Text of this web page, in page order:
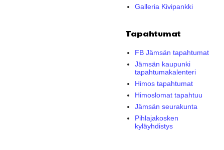
Galleria Kivipankki
Tapahtumat
FB Jämsän tapahtumat
Jämsän kaupunki
tapahtumakalenteri
Himos tapahtumat
Himoslomat tapahtuu
Jämsän seurakunta
Pihlajakosken
kyläyhdistys